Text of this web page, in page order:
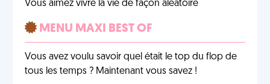
Vous aimez vivre la vie de façon aléatoire
MENU MAXI BEST OF
Vous avez voulu savoir quel était le top du flop de
tous les temps ? Maintenant vous savez !